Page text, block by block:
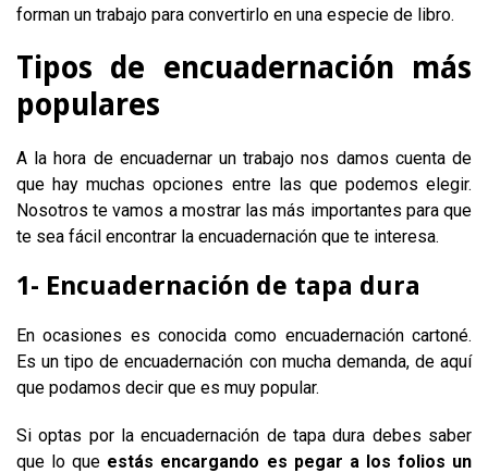
forman un trabajo para convertirlo en una especie de libro.
Tipos de encuadernación más
populares
A la hora de encuadernar un trabajo nos damos cuenta de
que hay muchas opciones entre las que podemos elegir.
Nosotros te vamos a mostrar las más importantes para que
te sea fácil encontrar la encuadernación que te interesa.
1- Encuadernación de tapa dura
En ocasiones es conocida como encuadernación cartoné.
Es un tipo de encuadernación con mucha demanda, de aquí
que podamos decir que es muy popular.
Si optas por la encuadernación de tapa dura debes saber
que lo que estás encargando es pegar a los folios un